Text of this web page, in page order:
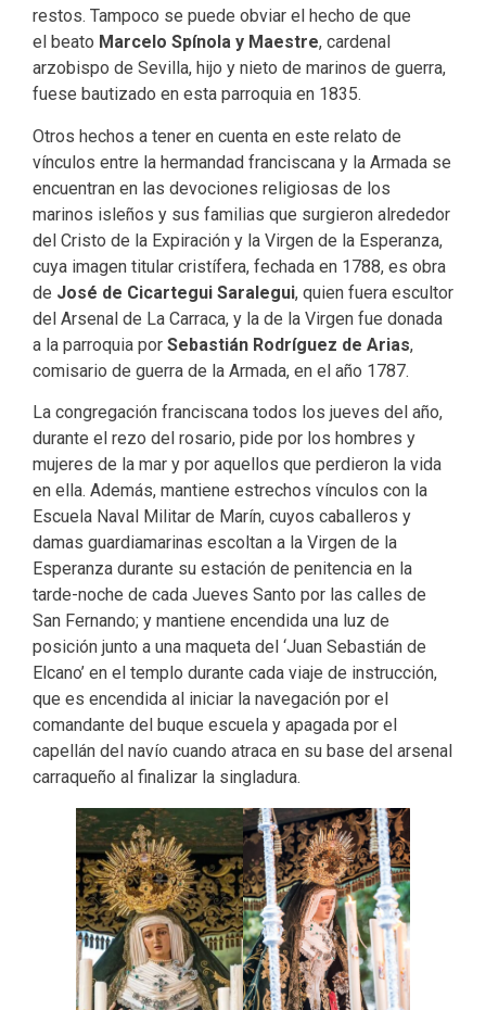
restos. Tampoco se puede obviar el hecho de que
el beato Marcelo Spínola y Maestre, cardenal
arzobispo de Sevilla, hijo y nieto de marinos de guerra,
fuese bautizado en esta parroquia en 1835.
Otros hechos a tener en cuenta en este relato de
vínculos entre la hermandad franciscana y la Armada se
encuentran en las devociones religiosas de los
marinos isleños y sus familias que surgieron alrededor
del Cristo de la Expiración y la Virgen de la Esperanza,
cuya imagen titular cristífera, fechada en 1788, es obra
de José de Cicartegui Saralegui, quien fuera escultor
del Arsenal de La Carraca, y la de la Virgen fue donada
a la parroquia por Sebastián Rodríguez de Arias,
comisario de guerra de la Armada, en el año 1787.
La congregación franciscana todos los jueves del año,
durante el rezo del rosario, pide por los hombres y
mujeres de la mar y por aquellos que perdieron la vida
en ella. Además, mantiene estrechos vínculos con la
Escuela Naval Militar de Marín, cuyos caballeros y
damas guardiamarinas escoltan a la Virgen de la
Esperanza durante su estación de penitencia en la
tarde-noche de cada Jueves Santo por las calles de
San Fernando; y mantiene encendida una luz de
posición junto a una maqueta del ‘Juan Sebastián de
Elcano’ en el templo durante cada viaje de instrucción,
que es encendida al iniciar la navegación por el
comandante del buque escuela y apagada por el
capellán del navío cuando atraca en su base del arsenal
carraqueño al finalizar la singladura.